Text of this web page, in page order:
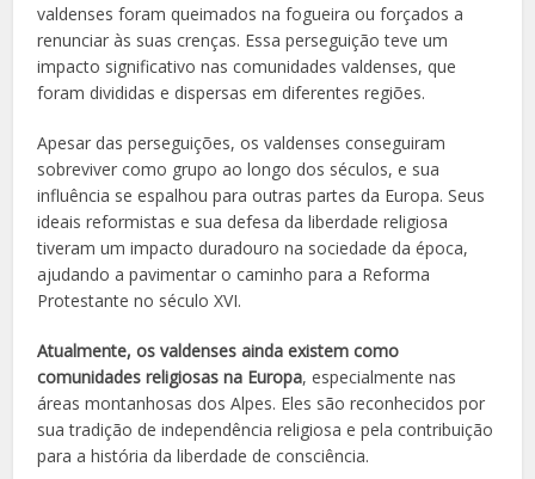
valdenses foram queimados na fogueira ou forçados a
renunciar às suas crenças. Essa perseguição teve um
impacto significativo nas comunidades valdenses, que
foram divididas e dispersas em diferentes regiões.
Apesar das perseguições, os valdenses conseguiram
sobreviver como grupo ao longo dos séculos, e sua
influência se espalhou para outras partes da Europa. Seus
ideais reformistas e sua defesa da liberdade religiosa
tiveram um impacto duradouro na sociedade da época,
ajudando a pavimentar o caminho para a Reforma
Protestante no século XVI.
Atualmente, os valdenses ainda existem como
comunidades religiosas na Europa, especialmente nas
áreas montanhosas dos Alpes. Eles são reconhecidos por
sua tradição de independência religiosa e pela contribuição
para a história da liberdade de consciência.